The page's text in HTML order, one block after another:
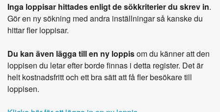
Inga loppisar hittades enligt de sökkriterier du skrev in.
Gör en ny sökning med andra inställningar så kanske du
hittar fler loppisar.
Du kan även lägga till en ny loppisom du känner att den
loppisen du letar efter borde finnas i detta register. Det är
helt kostnadsfritt och ett bra sätt att få fler besökare till
loppisen.